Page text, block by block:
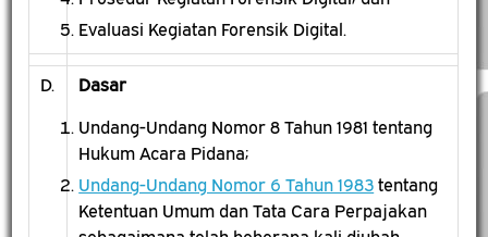
Evaluasi Kegiatan Forensik Digital.
D.
Dasar
Undang-Undang Nomor 8 Tahun 1981 tentang
Hukum Acara Pidana;
Undang-Undang Nomor 6 Tahun 1983 tentang
Ketentuan Umum dan Tata Cara Perpajakan